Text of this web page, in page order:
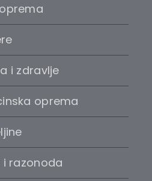
i zdravlje
oprema
i razonoda